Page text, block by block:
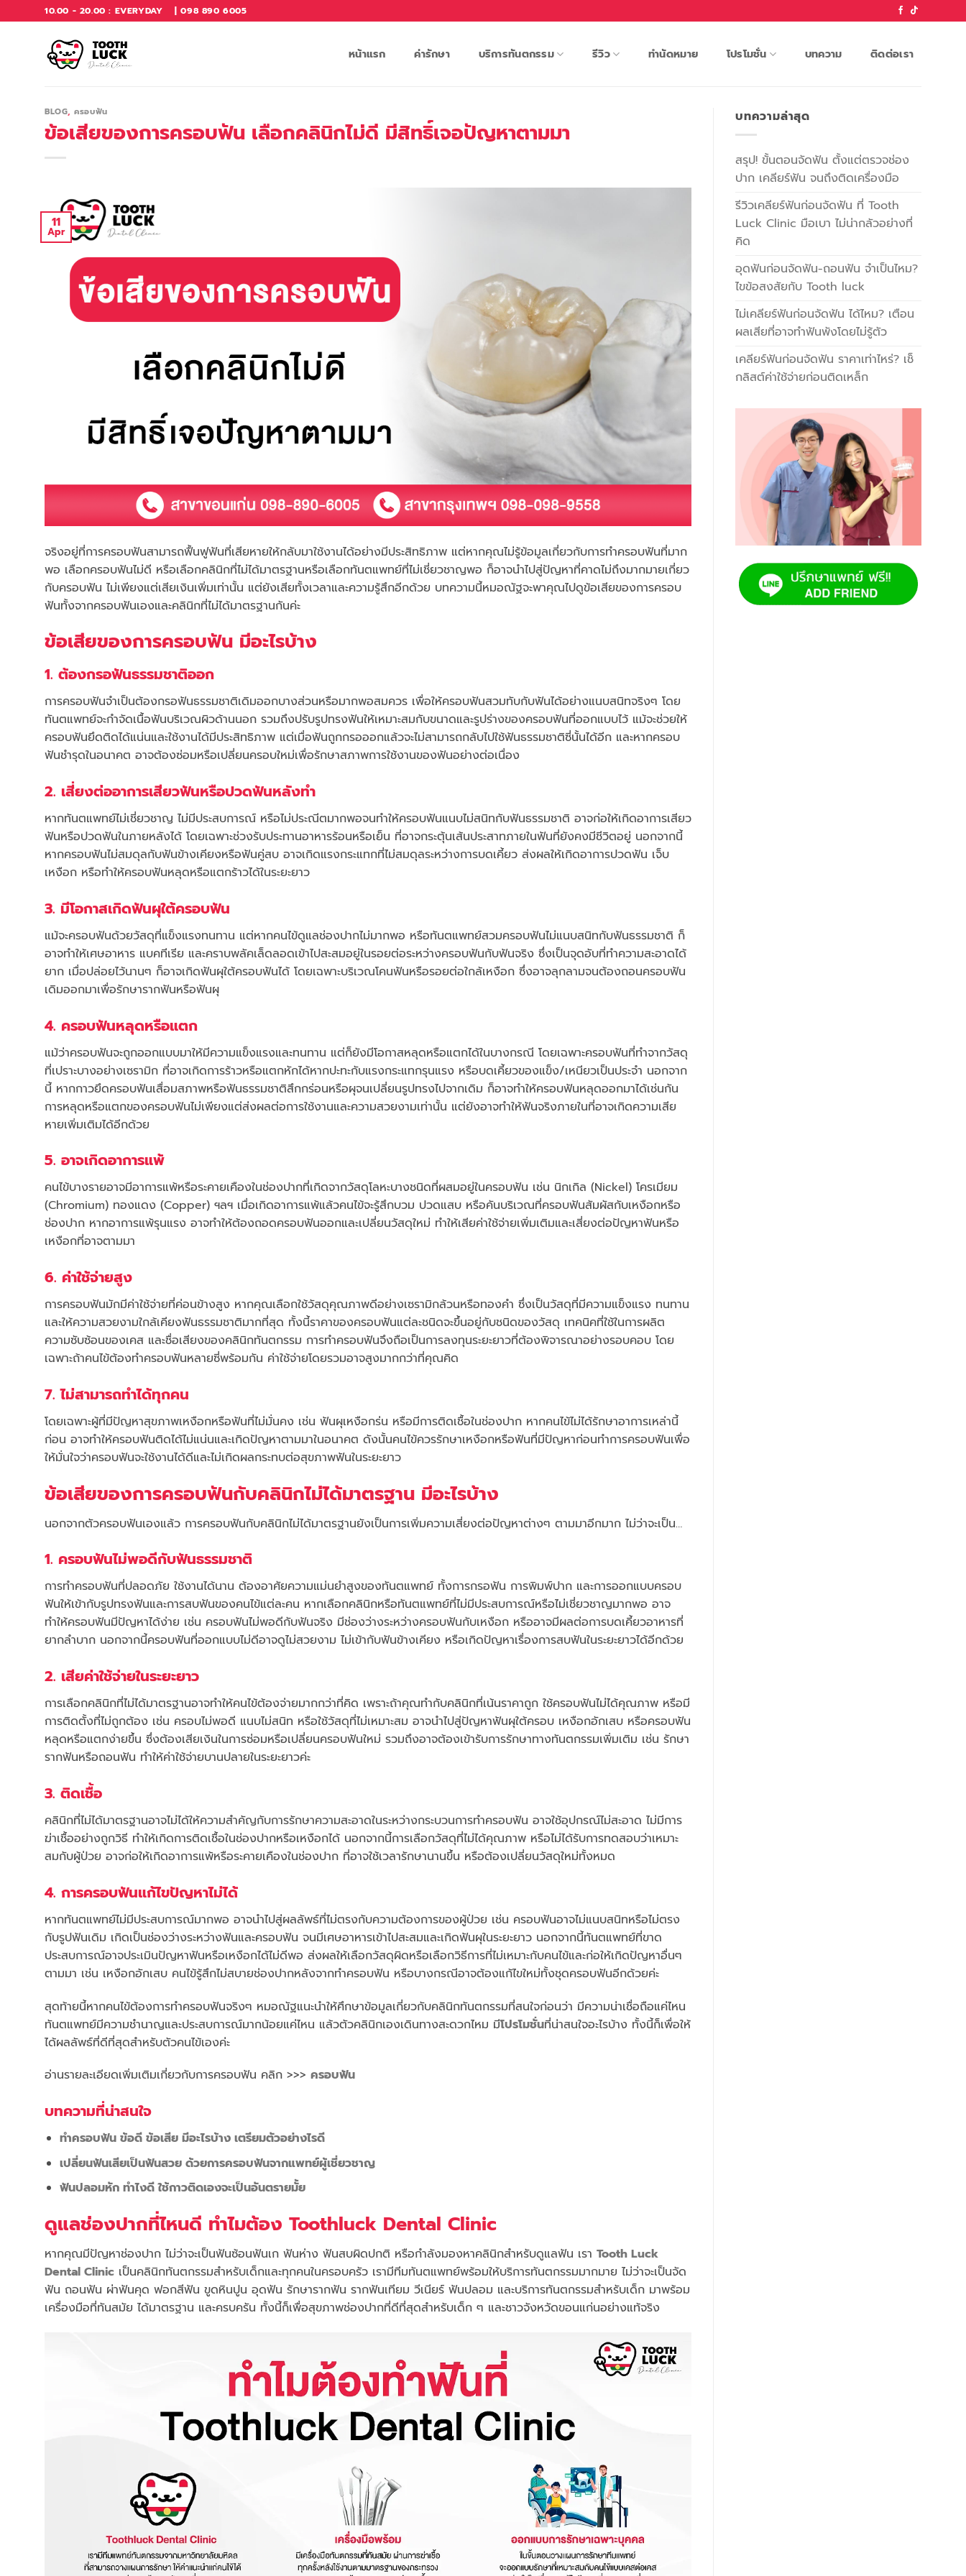
to
10.00 - 20.00 : EVERYDAY | 098 890 6005
หน้าแรก ค่ารักษา บริการทันตกรรม รีวิว ทำนัดหมาย โปรโมชั่น บทความ ติดต่อเรา
BLOG,ครอบฟัน
ข้อเสียของการครอบฟัน เลือกคลินิกไม่ดี มีสิทธิ์เจอปัญหาตามมา
11
Apr
จริงอยู่ที่การครอบฟันสามารถฟื้นฟูฟันที่เสียหายให้กลับมาใช้งานได้อย่างมีประสิทธิภาพ แต่หากคุณไม่รู้ข้อมูลเกี่ยวกับการทำครอบฟันที่มาก
พอ เลือกครอบฟันไม่ดี หรือเลือกคลินิกที่ไม่ได้มาตรฐานหรือเลือกทันตแพทย์ที่ไม่เชี่ยวชาญพอ ก็อาจนำไปสู่ปัญหาที่คาดไม่ถึงมากมายเกี่ยว
กับครอบฟัน ไม่เพียงแต่เสียเงินเพิ่มเท่านั้น แต่ยังเสียทั้งเวลาและความรู้สึกอีกด้วย บทความนี้หมอณัฐจะพาคุณไปดูข้อเสียของการครอบ
ฟันทั้งจากครอบฟันเองและคลินิกที่ไม่ได้มาตรฐานกันค่ะ
ข้อเสียของการครอบฟัน มีอะไรบ้าง
1. ต้องกรอฟันธรรมชาติออก
การครอบฟันจำเป็นต้องกรอฟันธรรมชาติเดิมออกบางส่วนหรือมากพอสมควร เพื่อให้ครอบฟันสวมทับกับฟันได้อย่างแนบสนิทจริงๆ โดย
ทันตแพทย์จะกำจัดเนื้อฟันบริเวณผิวด้านนอก รวมถึงปรับรูปทรงฟันให้เหมาะสมกับขนาดและรูปร่างของครอบฟันที่ออกแบบไว้ แม้จะช่วยให้
ครอบฟันยึดติดได้แน่นและใช้งานได้มีประสิทธิภาพ แต่เมื่อฟันถูกกรอออกแล้วจะไม่สามารถกลับไปใช้ฟันธรรมชาติซี่นั้นได้อีก และหากครอบ
ฟันชำรุดในอนาคต อาจต้องซ่อมหรือเปลี่ยนครอบใหม่เพื่อรักษาสภาพการใช้งานของฟันอย่างต่อเนื่อง
2. เสี่ยงต่ออาการเสียวฟันหรือปวดฟันหลังทำ
หากทันตแพทย์ไม่เชี่ยวชาญ ไม่มีประสบการณ์ หรือไม่ประณีตมากพอจนทำให้ครอบฟันแนบไม่สนิทกับฟันธรรมชาติ อาจก่อให้เกิดอาการเสียว
ฟันหรือปวดฟันในภายหลังได้ โดยเฉพาะช่วงรับประทานอาหารร้อนหรือเย็น ที่อาจกระตุ้นเส้นประสาทภายในฟันที่ยังคงมีชีวิตอยู่ นอกจากนี้
หากครอบฟันไม่สมดุลกับฟันข้างเคียงหรือฟันคู่สบ อาจเกิดแรงกระแทกที่ไม่สมดุลระหว่างการบดเคี้ยว ส่งผลให้เกิดอาการปวดฟัน เจ็บ
เหงือก หรือทำให้ครอบฟันหลุดหรือแตกร้าวได้ในระยะยาว
3. มีโอกาสเกิดฟันผุใต้ครอบฟัน
แม้จะครอบฟันด้วยวัสดุที่แข็งแรงทนทาน แต่หากคนไข้ดูแลช่องปากไม่มากพอ หรือทันตแพทย์สวมครอบฟันไม่แนบสนิทกับฟันธรรมชาติ ก็
อาจทำให้เศษอาหาร แบคทีเรีย และคราบพลัคเล็ดลอดเข้าไปสะสมอยู่ในรอยต่อระหว่างครอบฟันกับฟันจริง ซึ่งเป็นจุดอับที่ทำความสะอาดได้
ยาก เมื่อปล่อยไว้นานๆ ก็อาจเกิดฟันผุใต้ครอบฟันได้ โดยเฉพาะบริเวณโคนฟันหรือรอยต่อใกล้เหงือก ซึ่งอาจลุกลามจนต้องถอนครอบฟัน
เดิมออกมาเพื่อรักษารากฟันหรือฟันผุ
4. ครอบฟันหลุดหรือแตก
แม้ว่าครอบฟันจะถูกออกแบบมาให้มีความแข็งแรงและทนทาน แต่ก็ยังมีโอกาสหลุดหรือแตกได้ในบางกรณี โดยเฉพาะครอบฟันที่ทำจากวัสดุ
ที่เปราะบางอย่างเซรามิก ที่อาจเกิดการร้าวหรือแตกหักได้หากปะทะกับแรงกระแทกรุนแรง หรือบดเคี้ยวของแข็ง/เหนียวเป็นประจำ นอกจาก
นี้ หากกาวยึดครอบฟันเสื่อมสภาพหรือฟันธรรมชาติสึกกร่อนหรือผุจนเปลี่ยนรูปทรงไปจากเดิม ก็อาจทำให้ครอบฟันหลุดออกมาได้เช่นกัน
การหลุดหรือแตกของครอบฟันไม่เพียงแต่ส่งผลต่อการใช้งานและความสวยงามเท่านั้น แต่ยังอาจทำให้ฟันจริงภายในที่อาจเกิดความเสีย
หายเพิ่มเติมได้อีกด้วย
5. อาจเกิดอาการแพ้
คนไข้บางรายอาจมีอาการแพ้หรือระคายเคืองในช่องปากที่เกิดจากวัสดุโลหะบางชนิดที่ผสมอยู่ในครอบฟัน เช่น นิกเกิล (Nickel) โครเมียม
(Chromium) ทองแดง (Copper) ฯลฯ เมื่อเกิดอาการแพ้แล้วคนไข้จะรู้สึกบวม ปวดแสบ หรือคันบริเวณที่ครอบฟันสัมผัสกับเหงือกหรือ
ช่องปาก หากอาการแพ้รุนแรง อาจทำให้ต้องถอดครอบฟันออกและเปลี่ยนวัสดุใหม่ ทำให้เสียค่าใช้จ่ายเพิ่มเติมและเสี่ยงต่อปัญหาฟันหรือ
เหงือกที่อาจตามมา
6. ค่าใช้จ่ายสูง
การครอบฟันมักมีค่าใช้จ่ายที่ค่อนข้างสูง หากคุณเลือกใช้วัสดุคุณภาพดีอย่างเซรามิกล้วนหรือทองคำ ซึ่งเป็นวัสดุที่มีความแข็งแรง ทนทาน
และให้ความสวยงามใกล้เคียงฟันธรรมชาติมากที่สุด ทั้งนี้ราคาของครอบฟันแต่ละชนิดจะขึ้นอยู่กับชนิดของวัสดุ เทคนิคที่ใช้ในการผลิต
ความซับซ้อนของเคส และชื่อเสียงของคลินิกทันตกรรม การทำครอบฟันจึงถือเป็นการลงทุนระยะยาวที่ต้องพิจารณาอย่างรอบคอบ โดย
เฉพาะถ้าคนไข้ต้องทำครอบฟันหลายซี่พร้อมกัน ค่าใช้จ่ายโดยรวมอาจสูงมากกว่าที่คุณคิด
7. ไม่สามารถทำได้ทุกคน
โดยเฉพาะผู้ที่มีปัญหาสุขภาพเหงือกหรือฟันที่ไม่มั่นคง เช่น ฟันผุเหงือกร่น หรือมีการติดเชื้อในช่องปาก หากคนไข้ไม่ได้รักษาอาการเหล่านี้
ก่อน อาจทำให้ครอบฟันติดได้ไม่แน่นและเกิดปัญหาตามมาในอนาคต ดังนั้นคนไข้ควรรักษาเหงือกหรือฟันที่มีปัญหาก่อนทำการครอบฟันเพื่อ
ให้มั่นใจว่าครอบฟันจะใช้งานได้ดีและไม่เกิดผลกระทบต่อสุขภาพฟันในระยะยาว
ข้อเสียของการครอบฟันกับคลินิกไม่ได้มาตรฐาน มีอะไรบ้าง
นอกจากตัวครอบฟันเองแล้ว การครอบฟันกับคลินิกไม่ได้มาตรฐานยังเป็นการเพิ่มความเสี่ยงต่อปัญหาต่างๆ ตามมาอีกมาก ไม่ว่าจะเป็น…
1. ครอบฟันไม่พอดีกับฟันธรรมชาติ
การทำครอบฟันที่ปลอดภัย ใช้งานได้นาน ต้องอาศัยความแม่นยำสูงของทันตแพทย์ ทั้งการกรอฟัน การพิมพ์ปาก และการออกแบบครอบ
ฟันให้เข้ากับรูปทรงฟันและการสบฟันของคนไข้แต่ละคน หากเลือกคลินิกหรือทันตแพทย์ที่ไม่มีประสบการณ์หรือไม่เชี่ยวชาญมากพอ อาจ
ทำให้ครอบฟันมีปัญหาได้ง่าย เช่น ครอบฟันไม่พอดีกับฟันจริง มีช่องว่างระหว่างครอบฟันกับเหงือก หรืออาจมีผลต่อการบดเคี้ยวอาหารที่
ยากลำบาก นอกจากนี้ครอบฟันที่ออกแบบไม่ดีอาจดูไม่สวยงาม ไม่เข้ากับฟันข้างเคียง หรือเกิดปัญหาเรื่องการสบฟันในระยะยาวได้อีกด้วย
2. เสียค่าใช้จ่ายในระยะยาว
การเลือกคลินิกที่ไม่ได้มาตรฐานอาจทำให้คนไข้ต้องจ่ายมากกว่าที่คิด เพราะถ้าคุณทำกับคลินิกที่เน้นราคาถูก ใช้ครอบฟันไม่ได้คุณภาพ หรือมี
การติดตั้งที่ไม่ถูกต้อง เช่น ครอบไม่พอดี แนบไม่สนิท หรือใช้วัสดุที่ไม่เหมาะสม อาจนำไปสู่ปัญหาฟันผุใต้ครอบ เหงือกอักเสบ หรือครอบฟัน
หลุดหรือแตกง่ายขึ้น ซึ่งต้องเสียเงินในการซ่อมหรือเปลี่ยนครอบฟันใหม่ รวมถึงอาจต้องเข้ารับการรักษาทางทันตกรรมเพิ่มเติม เช่น รักษา
รากฟันหรือถอนฟัน ทำให้ค่าใช้จ่ายบานปลายในระยะยาวค่ะ
3. ติดเชื้อ
คลินิกที่ไม่ได้มาตรฐานอาจไม่ได้ให้ความสำคัญกับการรักษาความสะอาดในระหว่างกระบวนการทำครอบฟัน อาจใช้อุปกรณ์ไม่สะอาด ไม่มีการ
ฆ่าเชื้ออย่างถูกวิธี ทำให้เกิดการติดเชื้อในช่องปากหรือเหงือกได้ นอกจากนี้การเลือกวัสดุที่ไม่ได้คุณภาพ หรือไม่ได้รับการทดสอบว่าเหมาะ
สมกับผู้ป่วย อาจก่อให้เกิดอาการแพ้หรือระคายเคืองในช่องปาก ที่อาจใช้เวลารักษานานขึ้น หรือต้องเปลี่ยนวัสดุใหม่ทั้งหมด
4. การครอบฟันแก้ไขปัญหาไม่ได้
หากทันตแพทย์ไม่มีประสบการณ์มากพอ อาจนำไปสู่ผลลัพธ์ที่ไม่ตรงกับความต้องการของผู้ป่วย เช่น ครอบฟันอาจไม่แนบสนิทหรือไม่ตรง
กับรูปฟันเดิม เกิดเป็นช่องว่างระหว่างฟันและครอบฟัน จนมีเศษอาหารเข้าไปสะสมและเกิดฟันผุในระยะยาว นอกจากนี้ทันตแพทย์ที่ขาด
ประสบการณ์อาจประเมินปัญหาฟันหรือเหงือกได้ไม่ดีพอ ส่งผลให้เลือกวัสดุผิดหรือเลือกวิธีการที่ไม่เหมาะกับคนไข้และก่อให้เกิดปัญหาอื่นๆ
ตามมา เช่น เหงือกอักเสบ คนไข้รู้สึกไม่สบายช่องปากหลังจากทำครอบฟัน หรือบางกรณีอาจต้องแก้ไขใหม่ทั้งชุดครอบฟันอีกด้วยค่ะ
สุดท้ายนี้หากคนไข้ต้องการทำครอบฟันจริงๆ หมอณัฐแนะนำให้ศึกษาข้อมูลเกี่ยวกับคลินิกทันตกรรมที่สนใจก่อนว่า มีความน่าเชื่อถือแค่ไหน
ทันตแพทย์มีความชำนาญและประสบการณ์มากน้อยแค่ไหน แล้วตัวคลินิกเองเดินทางสะดวกไหม มีโปรโมชั่นที่น่าสนใจอะไรบ้าง ทั้งนี้ก็เพื่อให้
ได้ผลลัพธ์ที่ดีที่สุดสำหรับตัวคนไข้เองค่ะ
อ่านรายละเอียดเพิ่มเติมเกี่ยวกับการครอบฟัน คลิก >>> ครอบฟัน
บทความที่น่าสนใจ
ทำครอบฟัน ข้อดี ข้อเสีย มีอะไรบ้าง เตรียมตัวอย่างไรดี
เปลี่ยนฟันเสียเป็นฟันสวย ด้วยการครอบฟันจากแพทย์ผู้เชี่ยวชาญ
ฟันปลอมหัก ทำไงดี ใช้กาวติดเองจะเป็นอันตรายมั้ย
ดูแลช่องปากที่ไหนดี ทำไมต้อง Toothluck Dental Clinic
หากคุณมีปัญหาช่องปาก ไม่ว่าจะเป็นฟันซ้อนฟันเก ฟันห่าง ฟันสบผิดปกติ หรือกำลังมองหาคลินิกสำหรับดูแลฟัน เรา Tooth Luck
Dental Clinic เป็นคลินิกทันตกรรมสำหรับเด็กและทุกคนในครอบครัว เรามีทีมทันตแพทย์พร้อมให้บริการทันตกรรมมากมาย ไม่ว่าจะเป็นจัด
ฟัน ถอนฟัน ผ่าฟันคุด ฟอกสีฟัน ขูดหินปูน อุดฟัน รักษารากฟัน รากฟันเทียม วีเนียร์ ฟันปลอม และบริการทันตกรรมสำหรับเด็ก มาพร้อม
เครื่องมือที่ทันสมัย ได้มาตรฐาน และครบครัน ทั้งนี้ก็เพื่อสุขภาพช่องปากที่ดีที่สุดสำหรับเด็ก ๆ และชาวจังหวัดขอนแก่นอย่างแท้จริง
บทความล่าสุด
สรุป! ขั้นตอนจัดฟัน ตั้งแต่ตรวจช่อง
ปาก เคลียร์ฟัน จนถึงติดเครื่องมือ
รีวิวเคลียร์ฟันก่อนจัดฟัน ที่ Tooth
Luck Clinic มือเบา ไม่น่ากลัวอย่างที่
คิด
อุดฟันก่อนจัดฟัน-ถอนฟัน จำเป็นไหม?
ไขข้อสงสัยกับ Tooth luck
ไม่เคลียร์ฟันก่อนจัดฟัน ได้ไหม? เตือน
ผลเสียที่อาจทำฟันพังโดยไม่รู้ตัว
เคลียร์ฟันก่อนจัดฟัน ราคาเท่าไหร่? เช็
กลิสต์ค่าใช้จ่ายก่อนติดเหล็ก